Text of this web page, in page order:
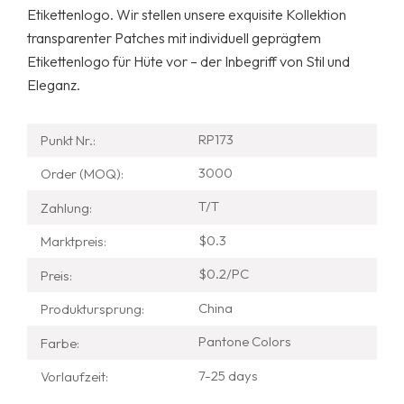
Etikettenlogo. Wir stellen unsere exquisite Kollektion
transparenter Patches mit individuell geprägtem
Etikettenlogo für Hüte vor – der Inbegriff von Stil und
Eleganz.
Punkt Nr.: RP173
Order (MOQ): 3000
Zahlung: T/T
Marktpreis: $0.3
Preis: $0.2/PC
Produktursprung: China
Farbe: Pantone Colors
Vorlaufzeit: 7-25 days